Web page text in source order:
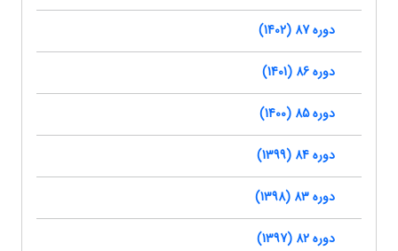
دوره 87 (1402)
دوره 86 (1401)
دوره 85 (1400)
دوره 84 (1399)
دوره 83 (1398)
دوره 82 (1397)